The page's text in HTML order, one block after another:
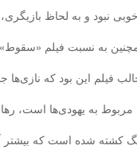
نبود و به لحاظ بازیگری،
به نسبت فیلم
فیلم این بود که نازی‌ها
کشته شده است که بیشتر